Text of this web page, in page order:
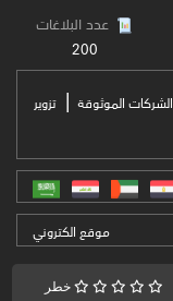
عدد البلاغات
200
الموثوقة | تزوير
موقع الكتروني
خطر